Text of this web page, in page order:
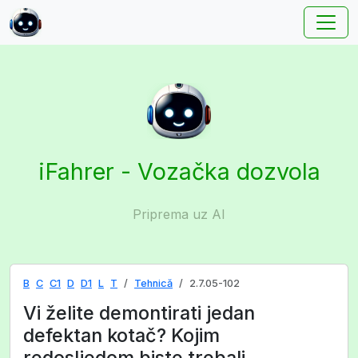
iFahrer - Vozačka dozvola
Priprema uz AI
B C C1 D D1 L T Tehnică 2.7.05-102
Vi želite demontirati jedan
defektan kotač? Kojim